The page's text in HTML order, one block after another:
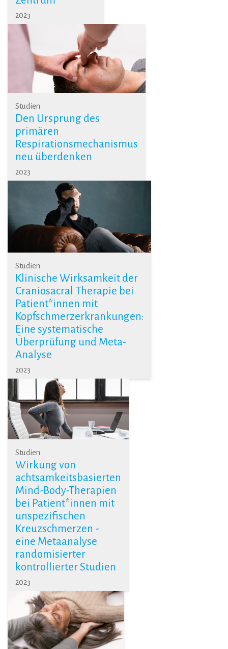
2023
Studien
Den Ursprung des
primären
Respirationsmechanismus
neu überdenken
2023
Studien
Klinische Wirksamkeit der
Craniosacral Therapie bei
Patient*innen mit
Kopfschmerzerkrankungen:
Eine systematische
Überprüfung und Meta-
Analyse
2023
Studien
Wirkung von
achtsamkeitsbasierten
Mind-Body-Therapien
bei Patient*innen mit
unspezifischen
Kreuzschmerzen -
eine Metaanalyse
randomisierter
kontrollierter Studien
2023